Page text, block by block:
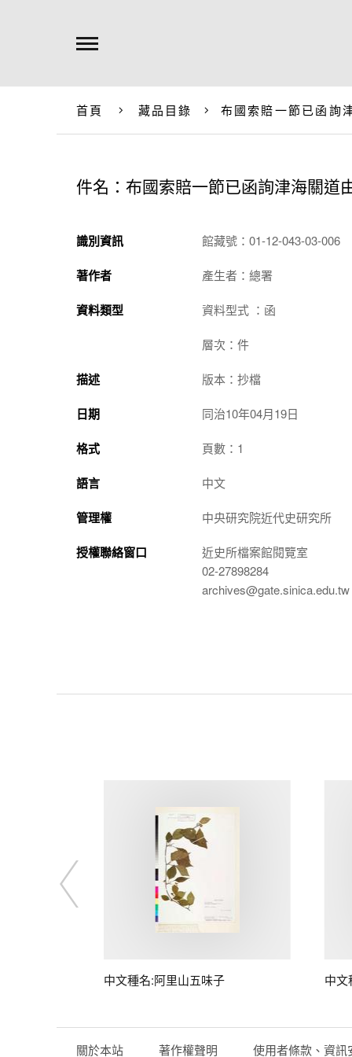
首頁 藏品目錄 布國索賠一節已函詢
件名：布國索賠一節已函詢津海關道
識別資訊 館藏號：01-12-043-03-006
著作者 產生者：總署
資料類型 資料型式 ：函
層次：件
描述 版本：抄檔
日期 同治10年04月19日
格式 頁數：1
語言 中文
管理權 中央研究院近代史研究所
授權聯絡窗口
近史所檔案館閱覽室
02-27898284
archives@gate.sinica.edu.tw
中文種名:阿里山五味子 中文
關於本站 著作權聲明 使用者條款、資